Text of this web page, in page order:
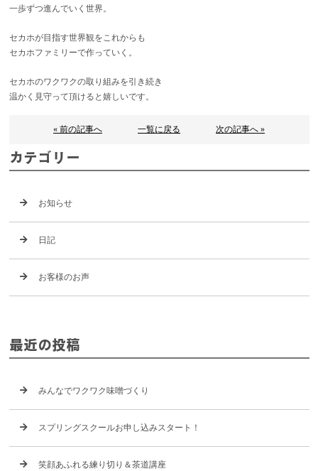
一歩ずつ進んでいく世界。
セカホが目指す世界観をこれからも
セカホファミリーで作っていく。
セカホのワクワクの取り組みを引き続き
温かく見守って頂けると嬉しいです。
« 前の記事へ 一覧に戻る 次の記事へ »
カテゴリー
お知らせ
日記
お客様のお声
最近の投稿
みんなでワクワク味噌づくり
スプリングスクールお申し込みスタート！
笑顔あふれる練り切り＆茶道講座